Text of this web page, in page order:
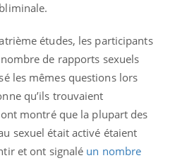
études, les participants
de rapports sexuels
les mêmes questions lors
qu’ils trouvaient
montré que la plupart des
sexuel était activé étaient
et ont signalé un nombre